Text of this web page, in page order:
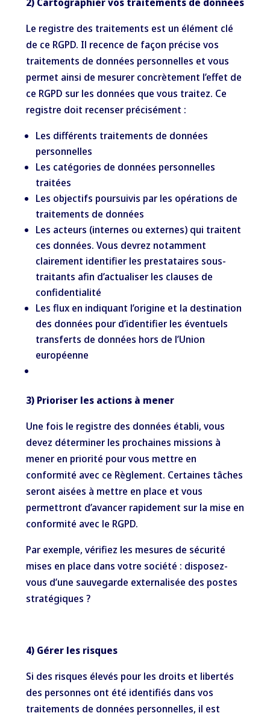
2) Cartographier vos traitements de données
Le registre des traitements est un élément clé
de ce RGPD. Il recence de façon précise vos
traitements de données personnelles et vous
permet ainsi de mesurer concrètement l’effet de
ce RGPD sur les données que vous traitez. Ce
registre doit recenser précisément :
Les différents traitements de données
personnelles
Les catégories de données personnelles
traitées
Les objectifs poursuivis par les opérations de
traitements de données
Les acteurs (internes ou externes) qui traitent
ces données. Vous devrez notamment
clairement identifier les prestataires sous-
traitants afin d’actualiser les clauses de
confidentialité
Les flux en indiquant l’origine et la destination
des données pour d’identifier les éventuels
transferts de données hors de l’Union
européenne
3) Prioriser les actions à mener
Une fois le registre des données établi, vous
devez déterminer les prochaines missions à
mener en priorité pour vous mettre en
conformité avec ce Règlement. Certaines tâches
seront aisées à mettre en place et vous
permettront d’avancer rapidement sur la mise en
conformité avec le RGPD.
Par exemple, vérifiez les mesures de sécurité
mises en place dans votre société : disposez-
vous d’une sauvegarde externalisée des postes
stratégiques ?
4) Gérer les risques
Si des risques élevés pour les droits et libertés
des personnes ont été identifiés dans vos
traitements de données personnelles, il est